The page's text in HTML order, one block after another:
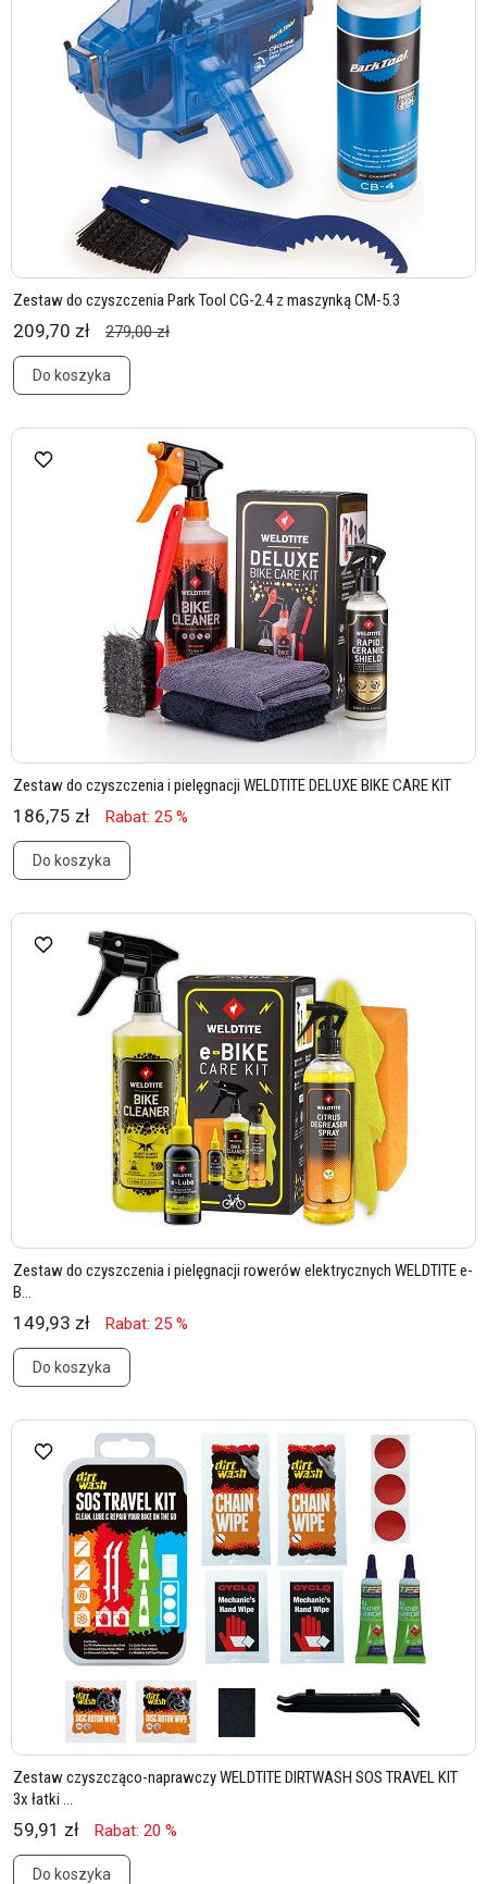
Zestaw do czyszczenia Park Tool CG-2.4 z maszynką CM-5.3
209,70 zł 279,00 zł
Do koszyka
Zestaw do czyszczenia i pielęgnacji WELDTITE DELUXE BIKE CARE KIT
186,75 zł Rabat: 25 %
Do koszyka
Zestaw do czyszczenia i pielęgnacji rowerów elektrycznych WELDTITE e-
B...
149,93 zł Rabat: 25 %
Do koszyka
Zestaw czyszcząco-naprawczy WELDTITE DIRTWASH SOS TRAVEL KIT
3x łatki ...
59,91 zł Rabat: 20 %
Do koszyka